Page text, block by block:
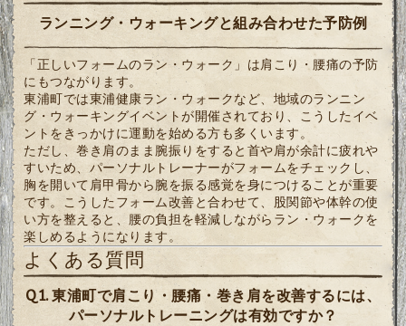
ランニング・ウォーキングと組み合わせた予防例
「正しいフォームのラン・ウォーク」は肩こり・腰痛の予防
にもつながります。
東浦町では東浦健康ラン・ウォークなど、地域のランニン
グ・ウォーキングイベントが開催されており、こうしたイベ
ントをきっかけに運動を始める方も多くいます。
ただし、巻き肩のまま腕振りをすると首や肩が余計に疲れや
すいため、パーソナルトレーナーがフォームをチェックし、
胸を開いて肩甲骨から腕を振る感覚を身につけることが重要
です。こうしたフォーム改善と合わせて、股関節や体幹の使
い方を整えると、腰の負担を軽減しながらラン・ウォークを
楽しめるようになります。
よくある質問
Q1. 東浦町で肩こり・腰痛・巻き肩を改善するには、
パーソナルトレーニングは有効ですか？